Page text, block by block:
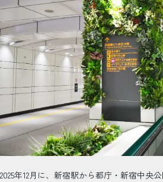
2025年12月に、新宿駅から都庁・新宿中央